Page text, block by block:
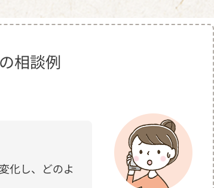
相談例
化し、どのよ